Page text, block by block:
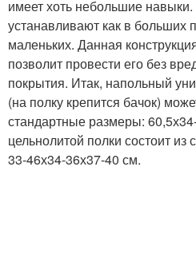
имеет хоть небольшие
устанавливают как в больших
маленьких. Данная
позволит провести его без
покрытия. Итак, напольный
(на полку крепится бачок)
стандартные размеры:
цельнолитой полки состоит
33-46х34-36х37-40 см.